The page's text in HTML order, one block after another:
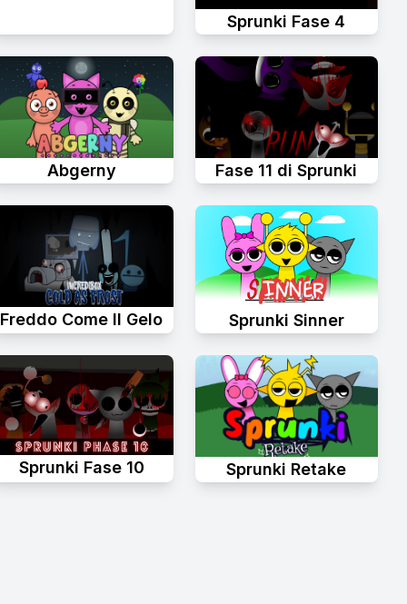
Sprunki Fase 4
Abgerny Fase 11 di Sprunki
Freddo Come Il Gelo Sprunki Sinner
Sprunki Fase 10 Sprunki Retake